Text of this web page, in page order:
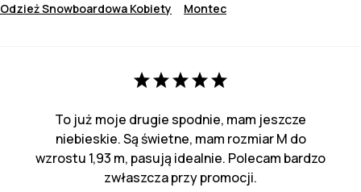
Odzież Snowboardowa Kobiety
Montec
To już moje drugie spodnie, mam jeszcze
niebieskie. Są świetne, mam rozmiar M do
wzrostu 1,93 m, pasują idealnie. Polecam bardzo
zwłaszcza przy promocji.